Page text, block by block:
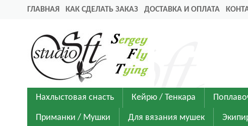
ГЛАВНАЯ КАК СДЕЛАТЬ ЗАКАЗ ДОСТАВКА И ОПЛАТА
Нахлыстовая снасть Кейрю / Тенкара
Приманки / Мушки Для вязания мушек